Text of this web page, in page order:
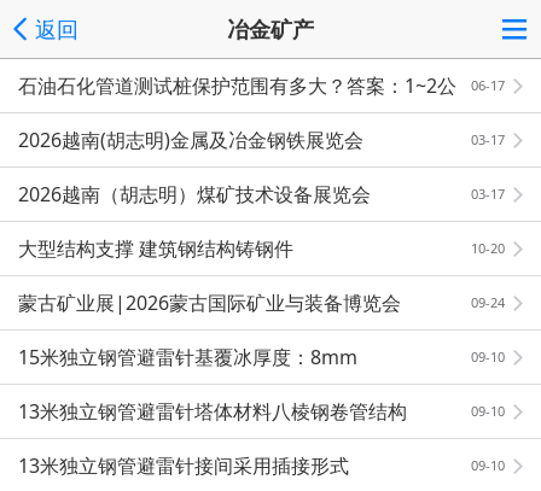
返回 冶金矿产
06-17
石油石化管道测试桩保护范围有多大？答案：1~2公
里设一个
03-17
2026越南(胡志明)金属及冶金钢铁展览会
03-17
2026越南（胡志明）煤矿技术设备展览会
10-20
大型结构支撑 建筑钢结构铸钢件
09-24
蒙古矿业展|2026蒙古国际矿业与装备博览会
09-10
15米独立钢管避雷针基覆冰厚度：8mm
09-10
13米独立钢管避雷针塔体材料八棱钢卷管结构
09-10
13米独立钢管避雷针接间采用插接形式